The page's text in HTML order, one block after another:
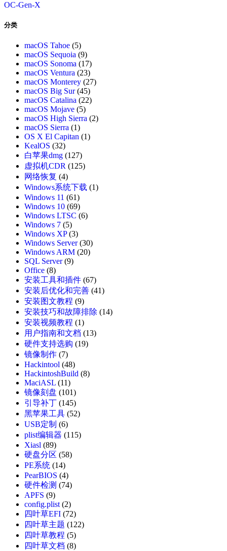
OC-Gen-X
分类
macOS Tahoe (5)
macOS Sequoia (9)
macOS Sonoma (17)
macOS Ventura (23)
macOS Monterey (27)
macOS Big Sur(45)
macOS Catalina (22)
macOS Mojave (5)
macOS High Sierra (2)
macOS Sierra (1)
OS X El Capitan (1)
KealOS (32)
白苹果dmg (127)
虚拟机CDR (125)
网络恢复 (4)
Windows系统下载 (1)
Windows 11 (61)
Windows 10 (69)
Windows LTSC (6)
Windows 7 (5)
Windows XP(3)
Windows Server(30)
Windows ARM (20)
SQL Server(9)
Office (8)
安装工具和插件 (67)
安装后优化和完善 (41)
安装图文教程 (9)
安装技巧和故障排除 (14)
安装视频教程 (1)
用户指南和文档 (13)
硬件支持选购 (19)
镜像制作 (7)
Hackintool (48)
HackintoshBuild (8)
MaciASL (11)
镜像刻盘 (101)
引导补丁 (145)
黑苹果工具 (52)
USB定制 (6)
plist编辑器 (115)
Xiasl (89)
硬盘分区 (58)
PE系统 (14)
PearBIOS (4)
硬件检测 (74)
APFS (9)
config.plist(2)
四叶草EFI (72)
四叶草主题 (122)
四叶草教程 (5)
四叶草文档 (8)